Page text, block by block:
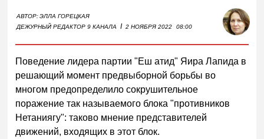
АВТОР:ЭЛЛА ГОРЕЦКАЯ
ДЕЖУРНЫЙ РЕДАКТОР 9 КАНАЛА
I 2 НОЯБРЯ 2022 08:00
Поведение лидера партии "Еш атид" Яира Лапида в
решающий момент предвыборной борьбы во
многом предопределило сокрушительное
поражение так называемого блока "противников
Нетаниягу": таково мнение представителей
движений, входящих в этот блок.